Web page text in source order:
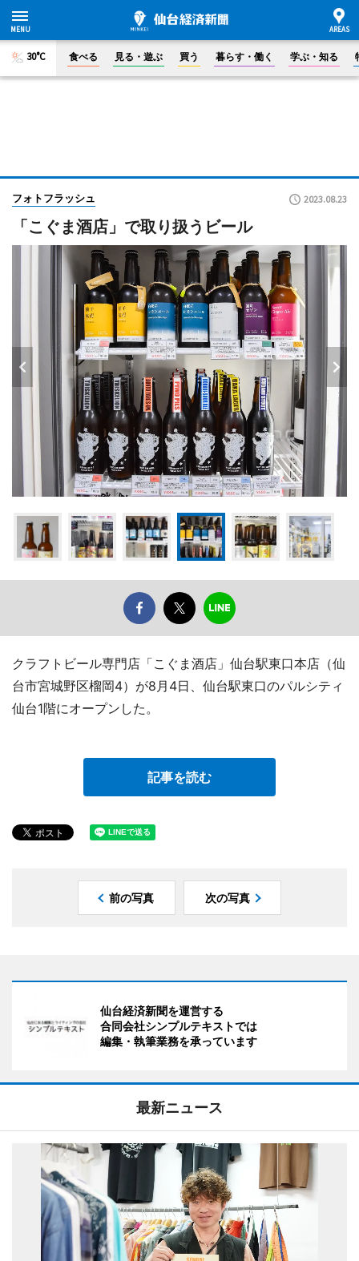
30°C 食べる 見る・遊ぶ 買う 暮らす・働く 学ぶ・知る
フォトフラッシュ 2023.08.23
「こぐま酒店」で取り扱うビール
クラフトビール専門店「こぐま酒店」仙台駅東口本店（仙
台市宮城野区榴岡4）が8月4日、仙台駅東口のパルシティ
仙台1階にオープンした。
記事を読む
前の写真 次の写真
仙台経済新聞を運営する
合同会社シンプルテキストでは
編集・執筆業務を承っています
最新ニュース